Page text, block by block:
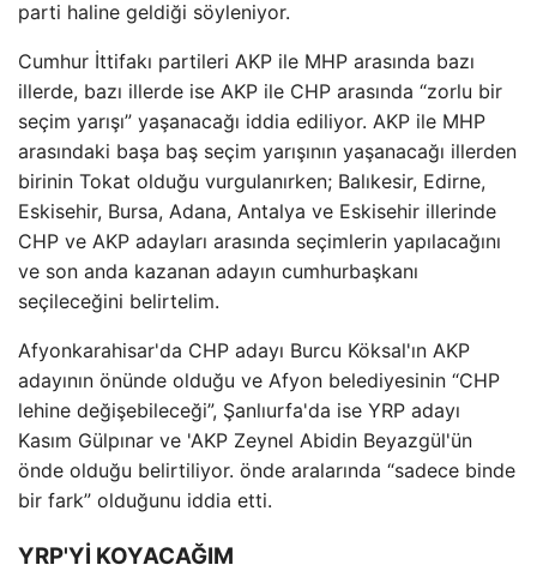
parti haline geldiği söyleniyor.
Cumhur İttifakı partileri AKP ile MHP arasında bazı
illerde, bazı illerde ise AKP ile CHP arasında “zorlu bir
seçim yarışı” yaşanacağı iddia ediliyor. AKP ile MHP
arasındaki başa baş seçim yarışının yaşanacağı illerden
birinin Tokat olduğu vurgulanırken; Balıkesir, Edirne,
Eskisehir, Bursa, Adana, Antalya ve Eskisehir illerinde
CHP ve AKP adayları arasında seçimlerin yapılacağını
ve son anda kazanan adayın cumhurbaşkanı
seçileceğini belirtelim.
Afyonkarahisar'da CHP adayı Burcu Köksal'ın AKP
adayının önünde olduğu ve Afyon belediyesinin “CHP
lehine değişebileceği”, Şanlıurfa'da ise YRP adayı
Kasım Gülpınar ve 'AKP Zeynel Abidin Beyazgül'ün
önde olduğu belirtiliyor. önde aralarında “sadece binde
bir fark” olduğunu iddia etti.
YRP'Yİ KOYACAĞIM